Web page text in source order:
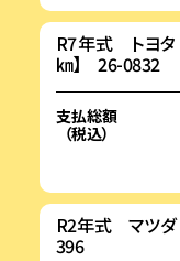
R7年式 ト
㎞】 26-0832
支払総額
（税込）
R2年式 マツ
396